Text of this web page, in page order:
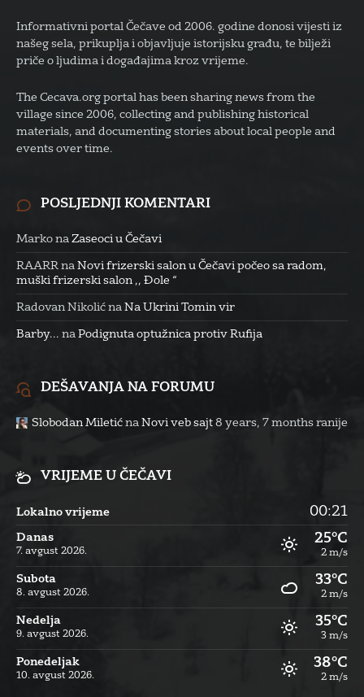
Informativni portal Čečave od 2006. godine donosi vijesti iz
našeg sela, prikuplja i objavljuje istorijsku građu, te bilježi
priče o ljudima i događajima kroz vrijeme.
The Cecava.org portal has been sharing news from the
village since 2006, collecting and publishing historical
materials, and documenting stories about local people and
events over time.
POSLJEDNJI KOMENTARI
Marko na Zaseoci u Čečavi
RAARR na Novi frizerski salon u Čečavi počeo sa radom,
muški frizerski salon ,, Đole “
Radovan Nikolić na Na Ukrini Tomin vir
Barby... na Podignuta optužnica protiv Rufija
DEŠAVANJA NA FORUMU
Slobodan Miletić na Novi veb sajt 8 years, 7 months ranije
VRIJEME U ČEČAVI
Lokalno vrijeme 00:21
Danas
7. avgust 2026.
25°C
2 m/s
Subota
8. avgust 2026.
33°C
2 m/s
Nedelja
9. avgust 2026.
35°C
3 m/s
Ponedeljak
10. avgust 2026.
38°C
2 m/s